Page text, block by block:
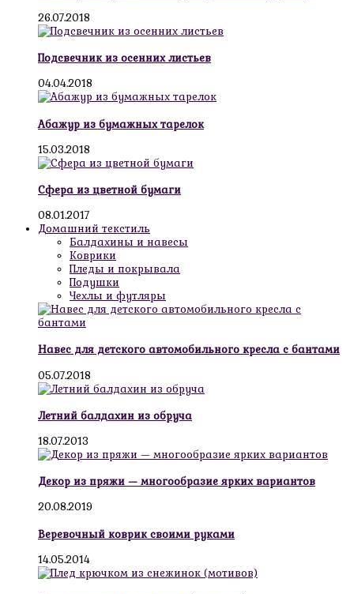
26.07.2018
Подсвечник из осенних листьев
04.04.2018
Абажур из бумажных тарелок
15.03.2018
Сфера из цветной бумаги
08.01.2017
Домашний текстиль
Балдахины и навесы
Коврики
Пледы и покрывала
Подушки
Чехлы и футляры
Навес для детского автомобильного кресла с бантами
05.07.2018
Летний балдахин из обруча
18.07.2013
Декор из пряжи — многообразие ярких вариантов
20.08.2019
Веревочный коврик своими руками
14.05.2014